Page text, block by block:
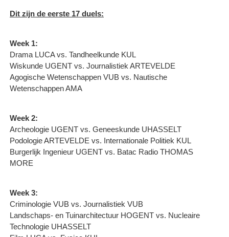
Dit zijn de eerste 17 duels:
Week 1:
Drama LUCA vs. Tandheelkunde KUL
Wiskunde UGENT vs. Journalistiek ARTEVELDE
Agogische Wetenschappen VUB vs. Nautische
Wetenschappen AMA
Week 2:
Archeologie UGENT vs. Geneeskunde UHASSELT
Podologie ARTEVELDE vs. Internationale Politiek KUL
Burgerlijk Ingenieur UGENT vs. Batac Radio THOMAS
MORE
Week 3:
Criminologie VUB vs. Journalistiek VUB
Landschaps- en Tuinarchitectuur HOGENT vs. Nucleaire
Technologie UHASSELT